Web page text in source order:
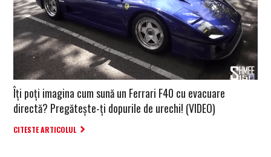
Îți poți imagina cum sună un Ferrari F40 cu evacuare
directă? Pregătește-ți dopurile de urechi! (VIDEO)
CITESTE ARTICOLUL